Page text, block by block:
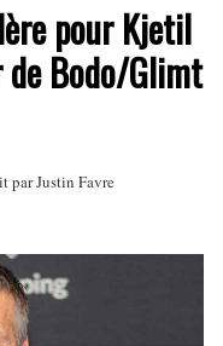
pour Kjetil
de Bodo/Glimt
parJustin Favre